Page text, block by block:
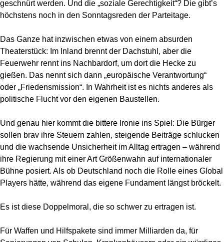
geschnürt werden. Und die „soziale Gerechtigkeit“? Die gibt’s
höchstens noch in den Sonntagsreden der Parteitage.
Das Ganze hat inzwischen etwas von einem absurden
Theaterstück: Im Inland brennt der Dachstuhl, aber die
Feuerwehr rennt ins Nachbardorf, um dort die Hecke zu
gießen. Das nennt sich dann „europäische Verantwortung“
oder „Friedensmission“. In Wahrheit ist es nichts anderes als
politische Flucht vor den eigenen Baustellen.
Und genau hier kommt die bittere Ironie ins Spiel: Die Bürger
sollen brav ihre Steuern zahlen, steigende Beiträge schlucken
und die wachsende Unsicherheit im Alltag ertragen – während
ihre Regierung mit einer Art Größenwahn auf internationaler
Bühne posiert. Als ob Deutschland noch die Rolle eines Global
Players hätte, während das eigene Fundament längst bröckelt.
Es ist diese Doppelmoral, die so schwer zu ertragen ist.
Für Waffen und Hilfspakete sind immer Milliarden da, für